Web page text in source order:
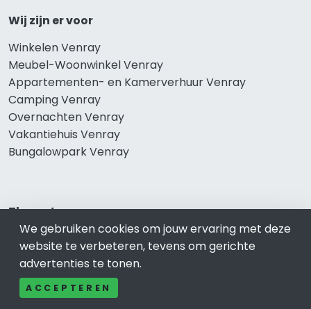
Wij zijn er voor
Winkelen Venray
Meubel-Woonwinkel Venray
Appartementen- en Kamerverhuur Venray
Camping Venray
Overnachten Venray
Vakantiehuis Venray
Bungalowpark Venray
Thema’s
Klussenbedrijf Venray
Notarissen Venray
Schoonmaakbedrijf Venray
We gebruiken cookies om jouw ervaring met deze
website te verbeteren, tevens om gerichte
advertenties te tonen.
ACCEPTEREN